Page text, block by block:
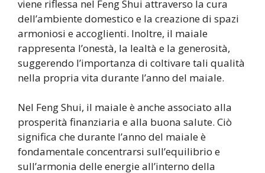
viene riflessa nel Feng Shui attraverso la cura
dell’ambiente domestico e la creazione di spazi
armoniosi e accoglienti. Inoltre, il maiale
rappresenta l’onestà, la lealtà e la generosità,
suggerendo l’importanza di coltivare tali qualità
nella propria vita durante l’anno del maiale.
Nel Feng Shui, il maiale è anche associato alla
prosperità finanziaria e alla buona salute. Ciò
significa che durante l’anno del maiale è
fondamentale concentrarsi sull’equilibrio e
sull’armonia delle energie all’interno della